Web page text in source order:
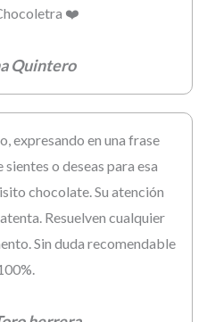
❤️
Quintero
expresando en una frase
o deseas para esa
chocolate. Su atención
Resuelven cualquier
Sin duda recomendable